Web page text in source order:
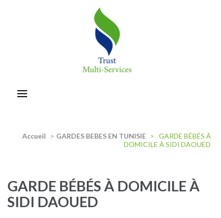
Accueil > GARDES BEBES EN TUNISIE > GARDE BÉBÉS À
DOMICILE À SIDI DAOUED
GARDE BÉBÉS À DOMICILE À
SIDI DAOUED